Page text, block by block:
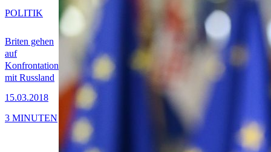
Briten gehen
auf
Konfrontation
mit Russland
15.03.2018
POLITIK
3 MINUTEN